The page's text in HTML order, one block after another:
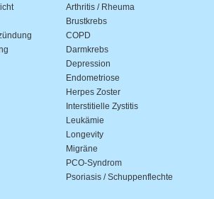
Arthritis / Rheuma
Brustkrebs
COPD
Darmkrebs
Depression
Endometriose
Herpes Zoster
Interstitielle Zystitis
Leukämie
Longevity
Migräne
PCO-Syndrom
Psoriasis / Schuppenflechte